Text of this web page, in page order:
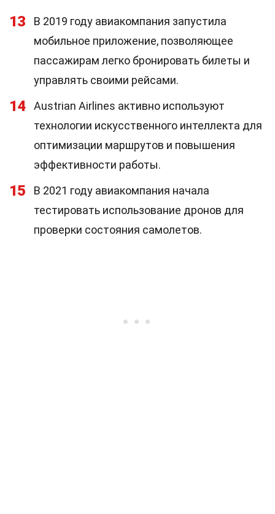
13
В 2019 году авиакомпания запустила
мобильное приложение, позволяющее
пассажирам легко бронировать билеты и
управлять своими рейсами.
14
Austrian Airlines активно используют
технологии искусственного интеллекта для
оптимизации маршрутов и повышения
эффективности работы.
15
В 2021 году авиакомпания начала
тестировать использование дронов для
проверки состояния самолетов.